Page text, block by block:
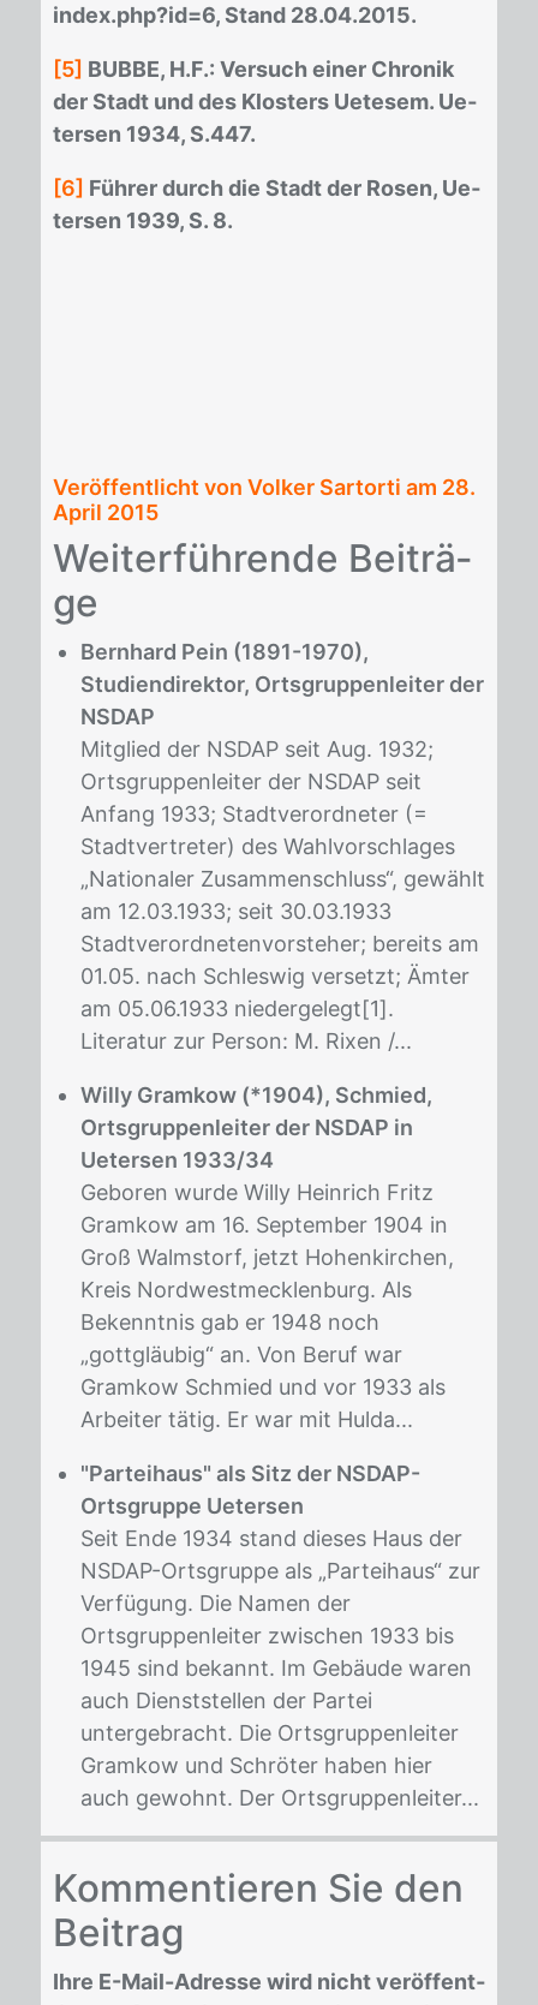
in­dex.php?id=6, Stand 28.04.2015.
[5] BUB­BE, H.F.: Ver­such ei­ner Chro­nik
der Stadt und des Klos­ters Ue­te­sem. Ue­
ter­sen 1934, S.447.
[6] Füh­rer durch die Stadt der Ro­sen, Ue­
ter­sen 1939, S. 8.
Veröffentlicht von Volker Sartorti am 28.
April 2015
Wei­ter­füh­ren­de Bei­trä­
ge
Bernhard Pein (1891-1970),
Studiendirektor, Ortsgruppenleiter der
NSDAP
Mitglied der NSDAP seit Aug. 1932;
Ortsgruppenleiter der NSDAP seit
Anfang 1933; Stadtverordneter (=
Stadtvertreter) des Wahlvorschlages
„Nationaler Zusammenschluss“, gewählt
am 12.03.1933; seit 30.03.1933
Stadtverordnetenvorsteher; bereits am
01.05. nach Schleswig versetzt; Ämter
am 05.06.1933 niedergelegt[1].
Literatur zur Person: M. Rixen /...
Willy Gramkow (*1904), Schmied,
Ortsgruppenleiter der NSDAP in
Uetersen 1933/34
Geboren wurde Willy Heinrich Fritz
Gramkow am 16. September 1904 in
Groß Walmstorf, jetzt Hohenkirchen,
Kreis Nordwestmecklenburg. Als
Bekenntnis gab er 1948 noch
„gottgläubig“ an. Von Beruf war
Gramkow Schmied und vor 1933 als
Arbeiter tätig. Er war mit Hulda...
"Parteihaus" als Sitz der NSDAP-
Ortsgruppe Uetersen
Seit Ende 1934 stand dieses Haus der
NSDAP-Ortsgruppe als „Parteihaus“ zur
Verfügung. Die Namen der
Ortsgruppenleiter zwischen 1933 bis
1945 sind bekannt. Im Gebäude waren
auch Dienststellen der Partei
untergebracht. Die Ortsgruppenleiter
Gramkow und Schröter haben hier
auch gewohnt. Der Ortsgruppenleiter...
Kom­men­tie­ren Sie den
Bei­trag
Ihre E-Mail-Adres­se wird nicht ver­öf­fent­